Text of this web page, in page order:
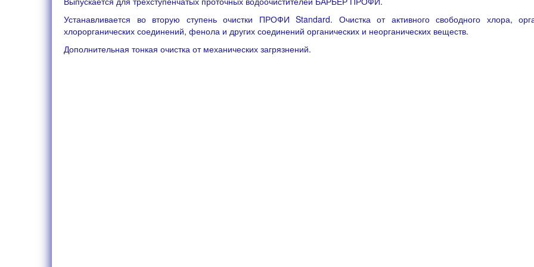
Устанавливается во вторую ступень очистки ПРОФИ Standard. Очистка от активного свободного хлора,
хлорорганических соединений, фенола и других соединений органических и неорганических веществ.
Дополнительная тонкая очистка от механических загрязнений.